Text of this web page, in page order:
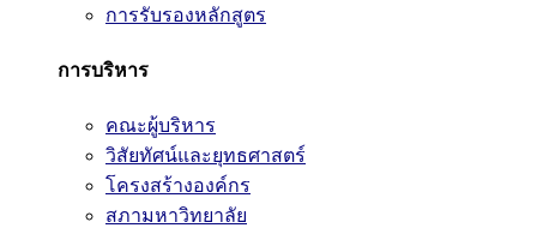
การรับรองหลักสูตร
การบริหาร
คณะผู้บริหาร
วิสัยทัศน์และยุทธศาสตร์
โครงสร้างองค์กร
สภามหาวิทยาลัย